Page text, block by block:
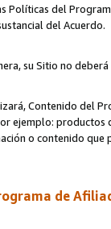
Políticas del
del Acuerdo.
su Sitio no
Contenido del
ejemplo:
o contenido
de